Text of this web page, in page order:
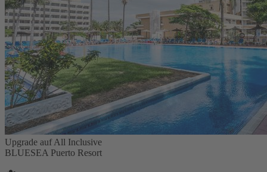
Upgrade auf All Inclusive
BLUESEA Puerto Resort